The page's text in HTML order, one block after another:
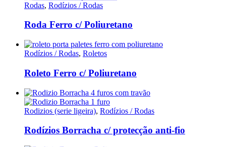
Rodas, Rodízios / Rodas
Roda Ferro c/ Poliuretano
Rodízios / Rodas, Roletos
Roleto Ferro c/ Poliuretano
Rodizios (serie ligeira), Rodízios / Rodas
Rodízios Borracha c/ protecção anti-fio